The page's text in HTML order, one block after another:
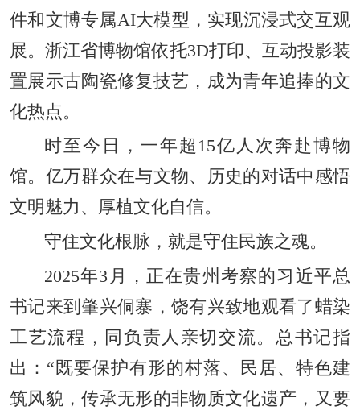
件和文博专属AI大模型，实现沉浸式交互观
展。浙江省博物馆依托3D打印、互动投影装
置展示古陶瓷修复技艺，成为青年追捧的文
化热点。
时至今日，一年超15亿人次奔赴博物
馆。亿万群众在与文物、历史的对话中感悟
文明魅力、厚植文化自信。
守住文化根脉，就是守住民族之魂。
2025年3月，正在贵州考察的习近平总
书记来到肇兴侗寨，饶有兴致地观看了蜡染
工艺流程，同负责人亲切交流。总书记指
出：“既要保护有形的村落、民居、特色建
筑风貌，传承无形的非物质文化遗产，又要